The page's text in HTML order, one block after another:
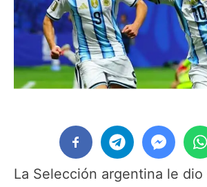
La Selección argentina le